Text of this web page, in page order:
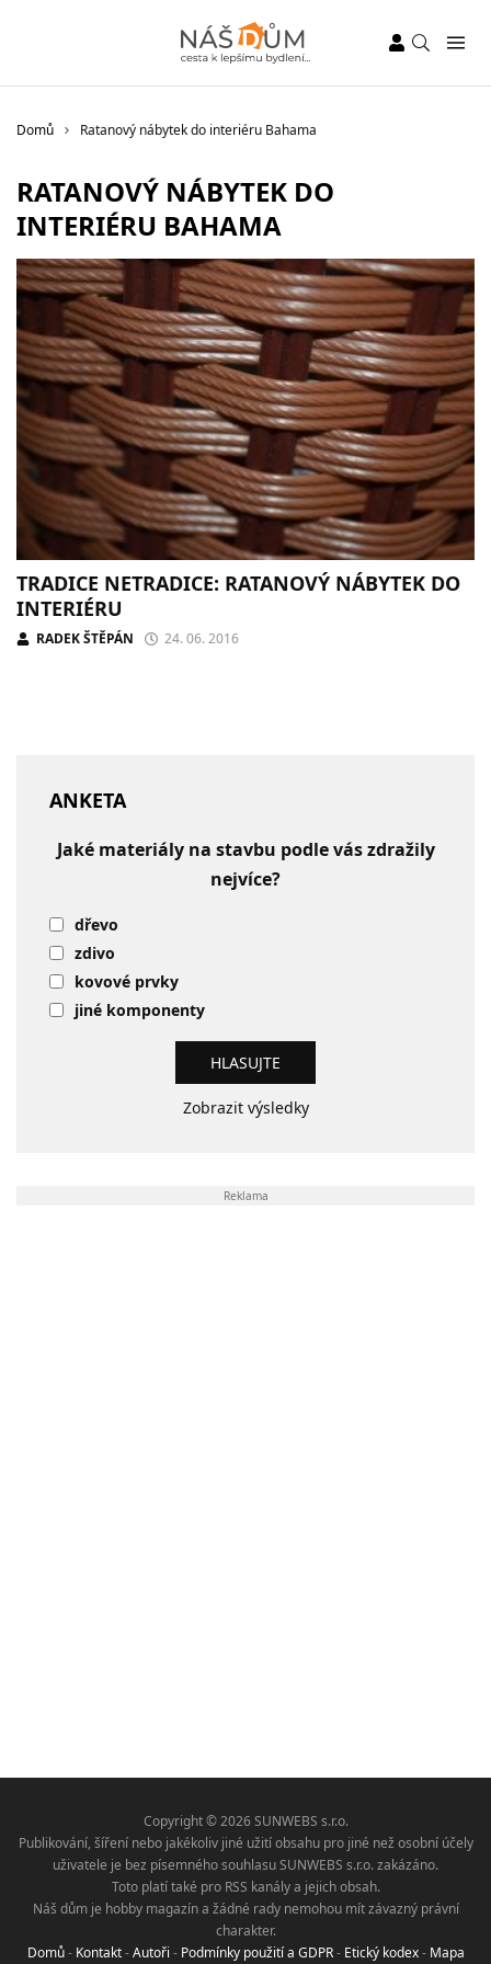
Domů Ratanový nábytek do interiéru Bahama
RATANOVÝ NÁBYTEK DO
INTERIÉRU BAHAMA
TRADICE NETRADICE: RATANOVÝ NÁBYTEK DO
INTERIÉRU
RADEK ŠTĚPÁN 24. 06. 2016
ANKETA
Jaké materiály na stavbu podle vás zdražily
nejvíce?
dřevo
zdivo
kovové prvky
jiné komponenty
Zobrazit výsledky
Reklama
Copyright © 2026 SUNWEBS s.r.o.
Publikování, šíření nebo jakékoliv jiné užití obsahu pro jiné než osobní účely
uživatele je bez písemného souhlasu SUNWEBS s.r.o. zakázáno.
Toto platí také pro RSS kanály a jejich obsah.
Náš dům je hobby magazín a žádné rady nemohou mít závazný právní
charakter.
Domů- Kontakt-Autoři - Podmínky použití a GDPR- Etický kodex- Mapa